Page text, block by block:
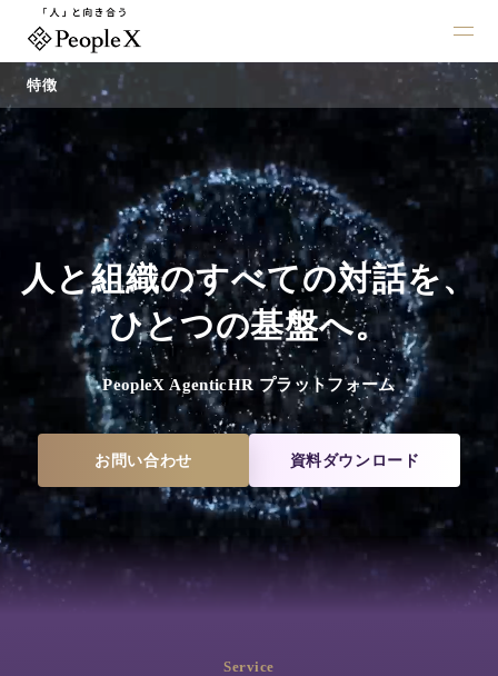
採用支援AIシリーズ
AI面接
自然な対話"で候補者の
魅力を最大限に引き出
す、認知度No.1の「対
話型AI面接サービス」
活躍支援AIシリーズ
特徴
人と組織のすべての対話を、
ひとつの基盤へ。
PeopleX AgenticHR プラットフォーム
お問い合わせ 資料ダウンロード
Service